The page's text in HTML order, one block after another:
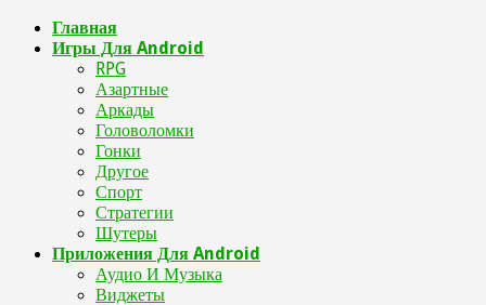
Главная
Игры Для Android
RPG
Азартные
Аркады
Головоломки
Гонки
Другое
Спорт
Стратегии
Шутеры
Приложения Для Android
Аудио И Музыка
Виджеты